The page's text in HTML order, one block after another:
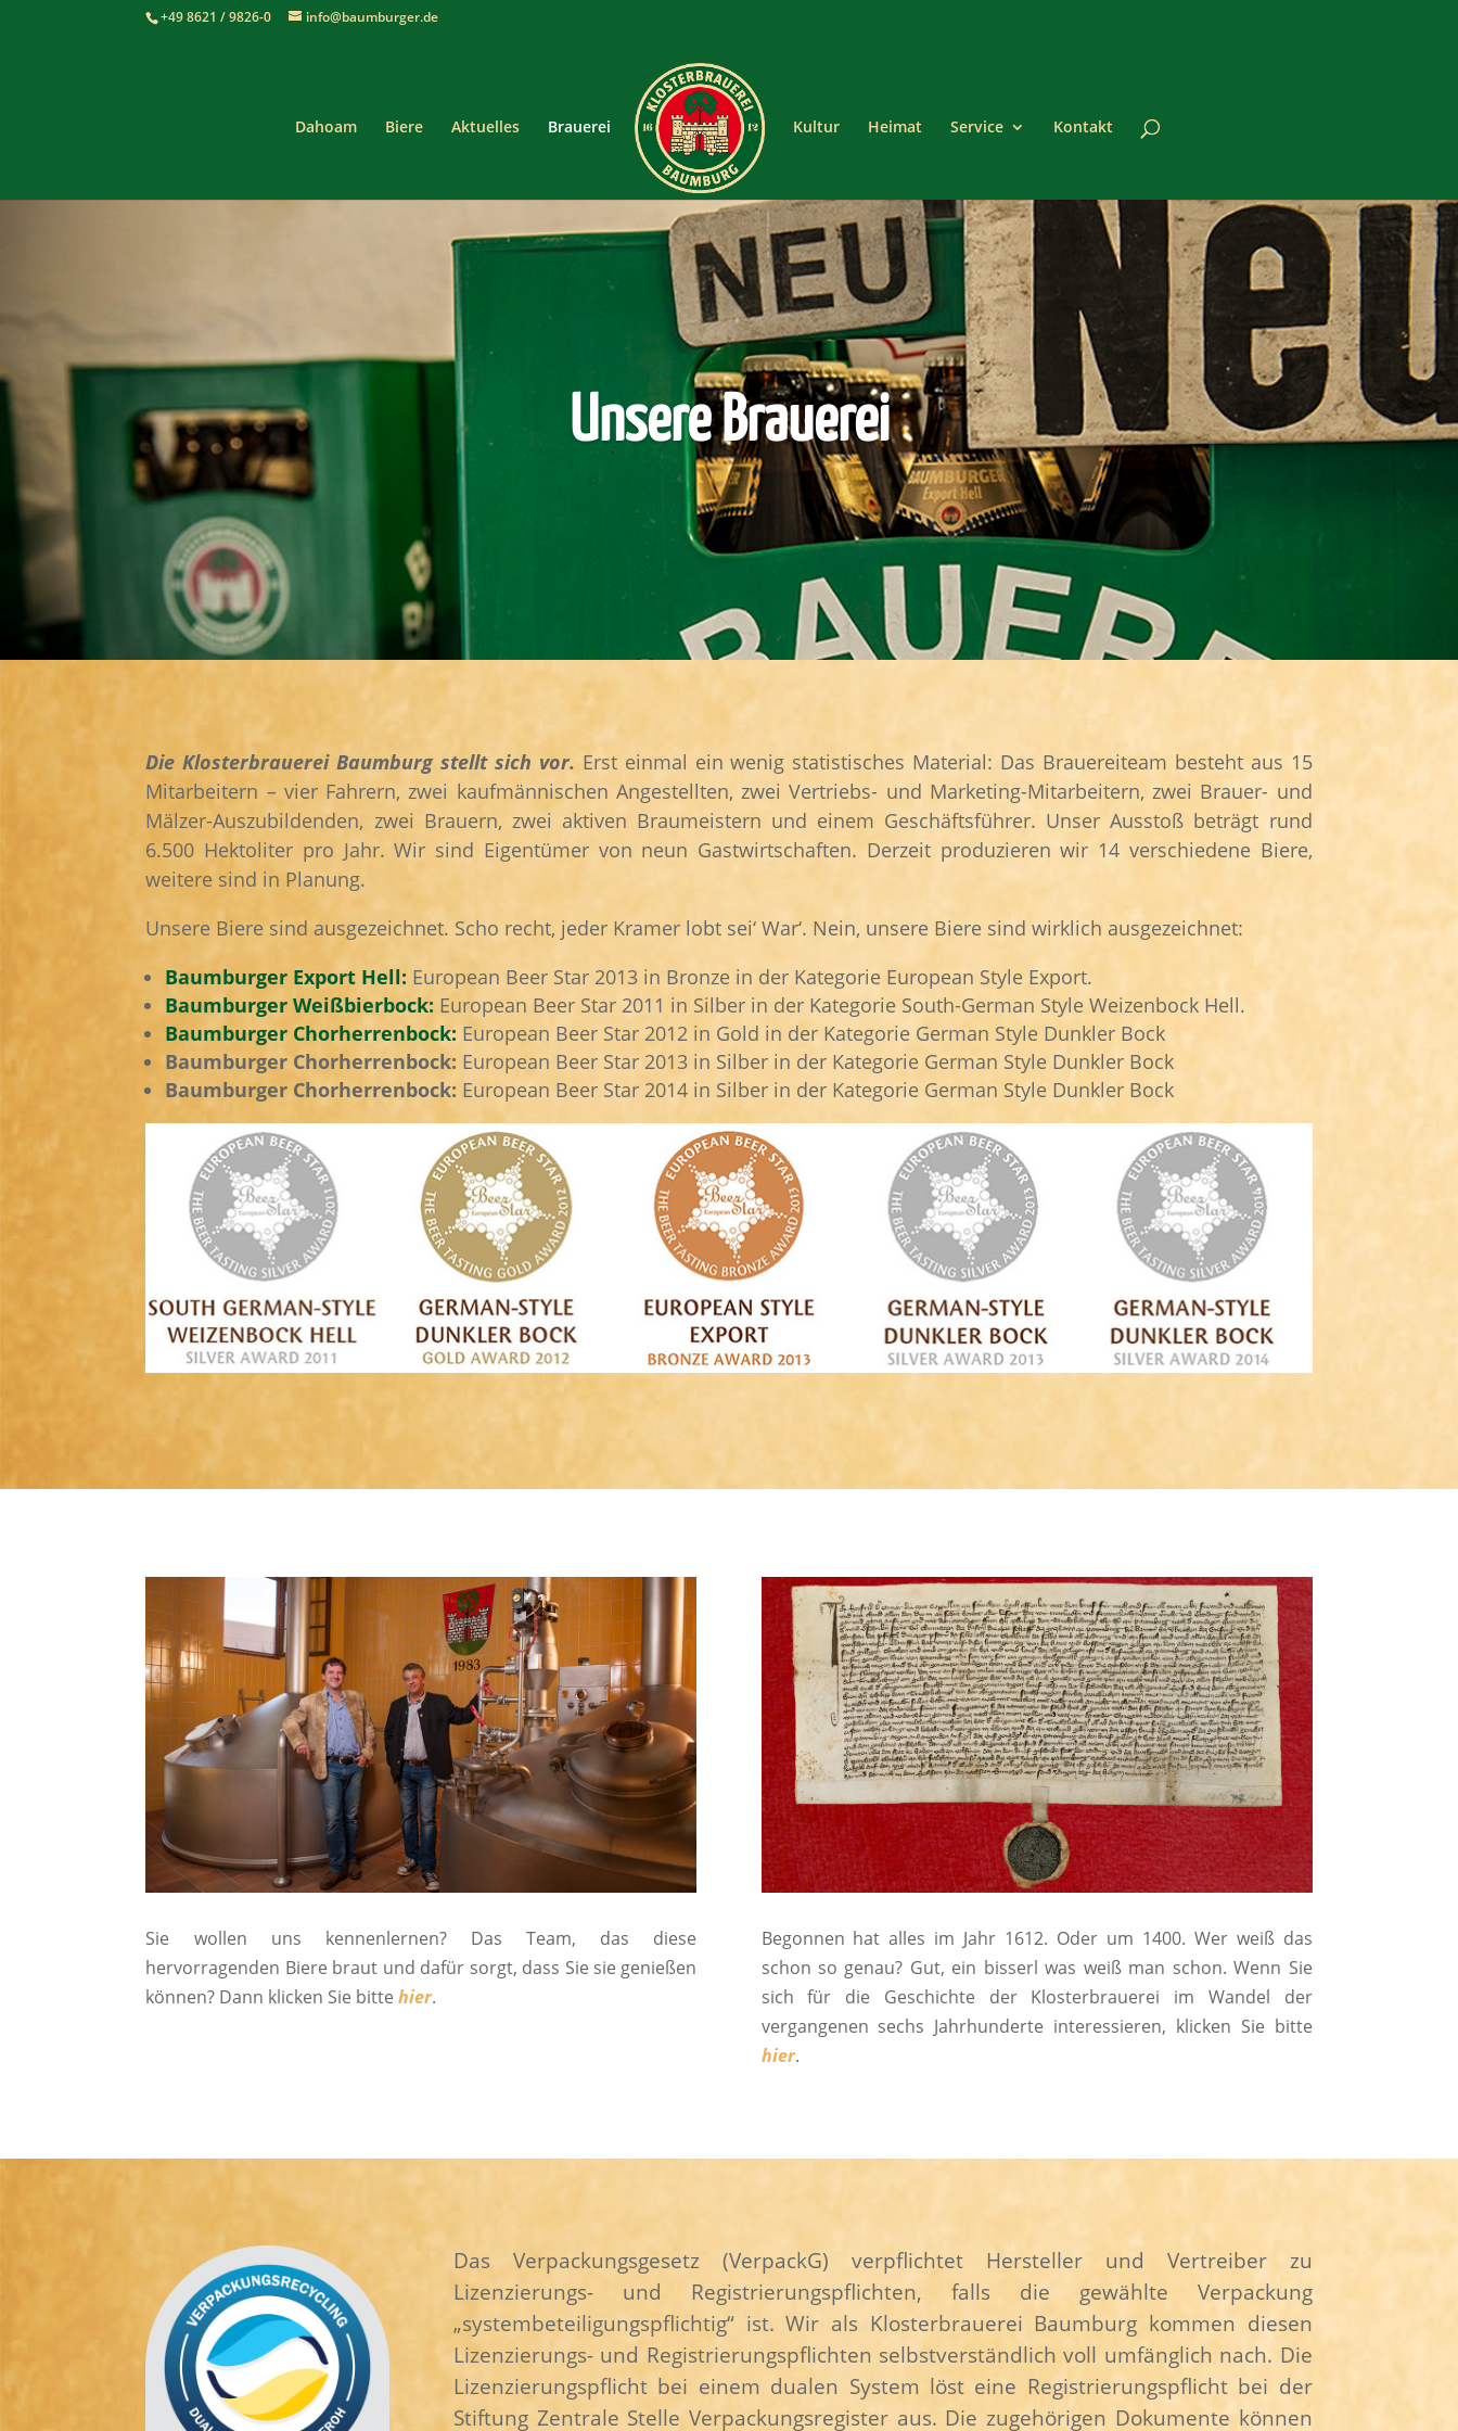
+49 8621 / 9826-0 info@baumburger.de
Dahoam Biere Aktuelles Brauerei Kultur Heimat Service Kontakt
Unsere Brauerei
Die Klosterbrauerei Baumburg stellt sich vor. Erst einmal ein wenig statistisches Material: Das Brauereiteam besteht aus 15
Mitarbeitern – vier Fahrern, zwei kaufmännischen Angestellten, zwei Vertriebs- und Marketing-Mitarbeitern, zwei Brauer- und
Mälzer-Auszubildenden, zwei Brauern, zwei aktiven Braumeistern und einem Geschäftsführer. Unser Ausstoß beträgt rund
6.500 Hektoliter pro Jahr. Wir sind Eigentümer von neun Gastwirtschaften. Derzeit produzieren wir 14 verschiedene Biere,
weitere sind in Planung.
Unsere Biere sind ausgezeichnet. Scho recht, jeder Kramer lobt sei‘ War‘. Nein, unsere Biere sind wirklich ausgezeichnet:
Baumburger Export Hell: European Beer Star 2013 in Bronze in der Kategorie European Style Export.
Baumburger Weißbierbock: European Beer Star 2011 in Silber in der Kategorie South-German Style Weizenbock Hell.
Baumburger Chorherrenbock: European Beer Star 2012 in Gold in der Kategorie German Style Dunkler Bock
Baumburger Chorherrenbock: European Beer Star 2013 in Silber in der Kategorie German Style Dunkler Bock
Baumburger Chorherrenbock: European Beer Star 2014 in Silber in der Kategorie German Style Dunkler Bock
Sie wollen uns kennenlernen? Das Team, das diese
hervorragenden Biere braut und dafür sorgt, dass Sie sie genießen
können? Dann klicken Sie bittehier.
Begonnen hat alles im Jahr 1612. Oder um 1400. Wer weiß das
schon so genau? Gut, ein bisserl was weiß man schon. Wenn Sie
sich für die Geschichte der Klosterbrauerei im Wandel der
vergangenen sechs Jahrhunderte interessieren, klicken Sie bitte
hier.
Das Verpackungsgesetz (VerpackG) verpflichtet Hersteller und Vertreiber zu
Lizenzierungs- und Registrierungspflichten, falls die gewählte Verpackung
„systembeteiligungspflichtig“ ist. Wir als Klosterbrauerei Baumburg kommen diesen
Lizenzierungs- und Registrierungspflichten selbstverständlich voll umfänglich nach. Die
Lizenzierungspflicht bei einem dualen System löst eine Registrierungspflicht bei der
Stiftung Zentrale Stelle Verpackungsregister aus. Die zugehörigen Dokumente können